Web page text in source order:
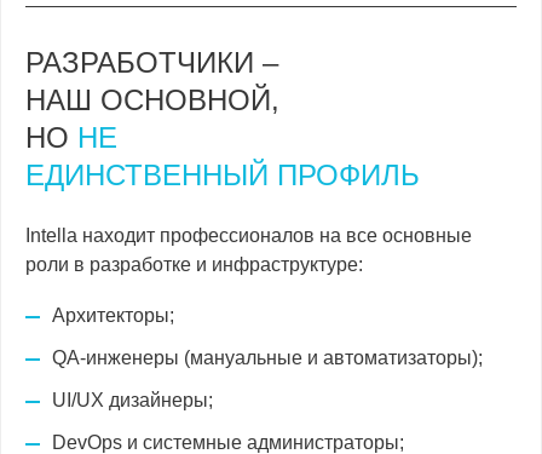
РАЗРАБОТЧИКИ –
НАШ ОСНОВНОЙ,
НО НЕ
ЕДИНСТВЕННЫЙ ПРОФИЛЬ
Intella находит профессионалов на все основные
роли в разработке и инфраструктуре:
Архитекторы;
QA-инженеры (мануальные и автоматизаторы);
UI/UX дизайнеры;
DevOps и системные администраторы;